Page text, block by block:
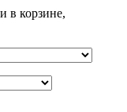
в корзине,